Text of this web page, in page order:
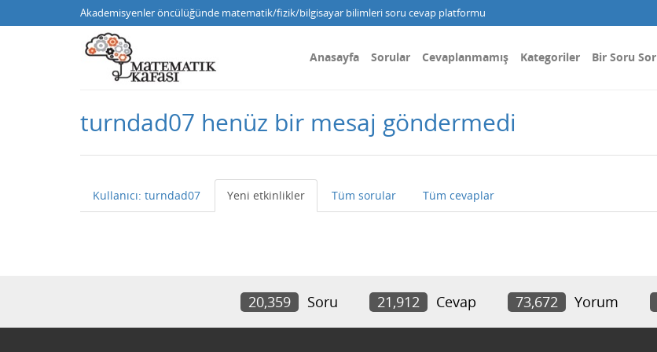
Akademisyenler öncülüğünde matematik/fizik/bilgisayar bilimleri soru cevap platformu
Anasayfa Sorular Cevaplanmamış Kategoriler Bir Soru Sor
turndad07 henüz bir mesaj göndermedi
Kullanıcı: turndad07 Yeni etkinlikler Tüm sorular Tüm cevaplar
20,359 Soru 21,912 Cevap 73,672 Yorum